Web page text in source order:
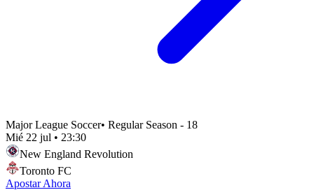
Major League Soccer• Regular Season - 18
Mié 22 jul • 23:30
New England Revolution
Toronto FC
Apostar Ahora